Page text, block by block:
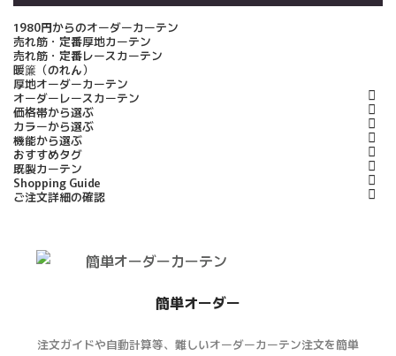
1980円からのオーダーカーテン
売れ筋・定番厚地カーテン
売れ筋・定番レースカーテン
暖簾（のれん）
厚地オーダーカーテン
オーダーレースカーテン
価格帯から選ぶ
カラーから選ぶ
機能から選ぶ
おすすめタグ
既製カーテン
Shopping Guide
ご注文詳細の確認
簡単オーダー
注文ガイドや自動計算等、難しいオーダーカーテン注文を簡単